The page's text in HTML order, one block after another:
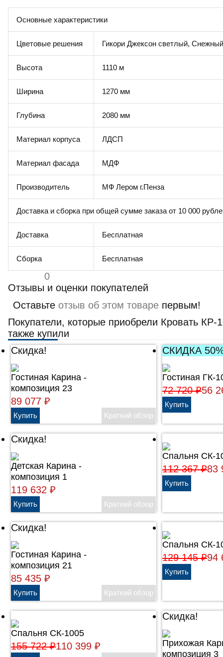
Основные характеристики
Цветовые решения Гикори Джексон светлый,
Высота 1110 м
Ширина 1270 мм
Глубина 2080 мм
Материал корпуса ЛДСП
Материал фасада МДФ
Производитель МФ Лером г.Пенза
Доставка и сборка при общей сумме заказа от 10 000
Доставка Бесплатная
Сборка Бесплатная
0
Отзывы и оценки покупателей
Оставьте отзыв об этом товаре первым!
Покупатели, которые приобрели Кровать КР-
также купили
Скидка!
Гостиная Карина -
композиция 23
89 077₽
СКИДКА
Гостиная ГК-
72 720₽56
Скидка!
Детская Карина -
композиция 1
119 632₽
Спальня СК-
112 367₽83
Скидка!
Гостиная Карина -
композиция 21
85 435₽
Спальня СК-
129 145₽94
Спальня СК-1005
155 722₽110 399₽
Скидка!
Прихожая
композиция 3